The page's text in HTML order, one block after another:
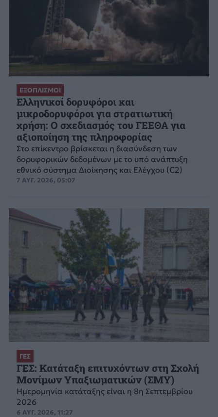
ΕΞΟΠΛΙΣΜΟΙ
Ελληνικοί δορυφόροι και
μικροδορυφόροι για στρατιωτική
χρήση: Ο σχεδιασμός του ΓΕΕΘΑ για
αξιοποίηση της πληροφορίας
Στο επίκεντρο βρίσκεται η διασύνδεση των
δορυφορικών δεδομένων με το υπό ανάπτυξη
εθνικό σύστημα Διοίκησης και Ελέγχου (C2)
7 ΑΥΓ. 2026, 05:07
ΓΕΣ
ΓΕΣ: Κατάταξη επιτυχόντων στη Σχολή
Μονίμων Υπαξιωματικών (ΣΜΥ)
Ημερομηνία κατάταξης είναι η 8η Σεπτεμβρίου
2026
6 ΑΥΓ. 2026, 11:27